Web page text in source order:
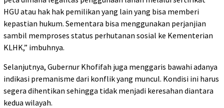
HGU atau hak hak pemilikan yang lain yang bisa memberi
kepastian hukum. Sementara bisa menggunakan perjanjian
sambil memproses status perhutanan sosial ke Kementerian
KLHK,” imbuhnya.
Selanjutnya, Gubernur Khofifah juga menggaris bawahi adanya
indikasi premanisme dari konflik yang muncul. Kondisi ini harus
segera dihentikan sehingga tidak menjadi keresahan diantara
kedua wilayah.